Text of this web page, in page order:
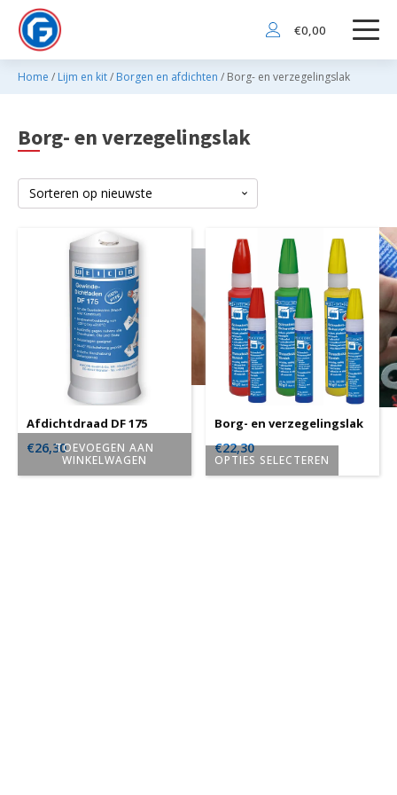
€0,00
Home / Lijm en kit/ Borgen en afdichten / Borg- en verzegelingslak
Borg- en verzegelingslak
TOEVOEGEN AAN
WINKELWAGEN
Afdichtdraad DF 175
€26,30
OPTIES SELECTEREN
Borg- en verzegelingslak
€22,30